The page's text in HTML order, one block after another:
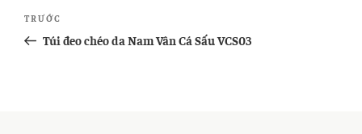
Điều
hướng
Bài
cũ
TRƯỚC
Túi đeo chéo da Nam Vân Cá Sấu VCS03